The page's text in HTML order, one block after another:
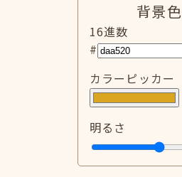
背景色
16進数
#
カラーピッカー
明るさ